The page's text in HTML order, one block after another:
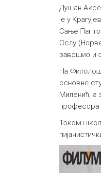
Душан
је у
Сање
Ослу
завршио и
На
основне
Миленић, а
професора
Током